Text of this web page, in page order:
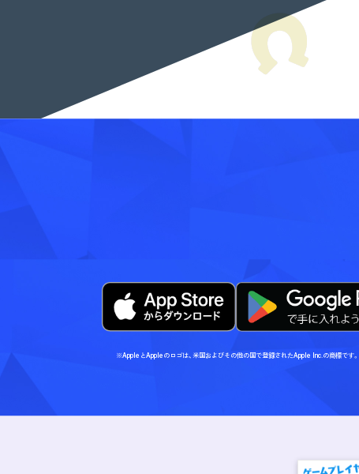
※AppleとAppleのロゴは、米国およびその他の国で登録されたApple Inc.の商標です。